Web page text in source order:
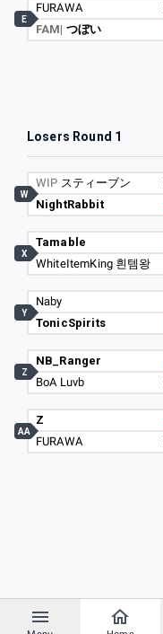
FURAWA
FAM| つぼい
E
Losers Round 1
WIP スティーブン
NightRabbit
W
Tamable
WhiteItemKing 흰템왕
X
Naby
TonicSpirits
Y
NB_Ranger
BoA Luvb
Z
Z
FURAWA
AA